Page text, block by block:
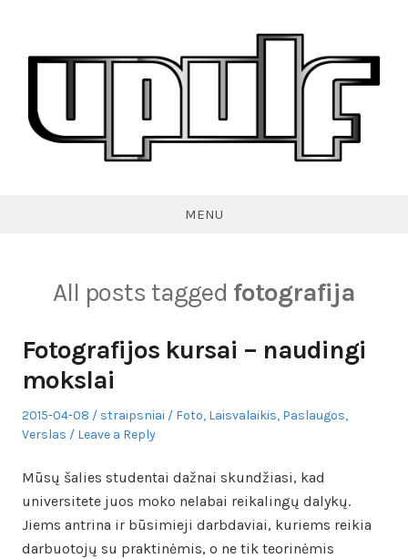
content
MENU
All posts tagged fotografija
Fotografijos kursai – naudingi
mokslai
Posted
on
2015-04-08 Author
straipsniai
Posted
Foto, Laisvalaikis, Paslaugos,
Verslas
Leave a Reply
Mūsų šalies studentai dažnai skundžiasi, kad
universitete juos moko nelabai reikalingų dalykų.
Jiems antrina ir būsimieji darbdaviai, kuriems reikia
darbuotojų su praktinėmis, o ne tik teorinėmis